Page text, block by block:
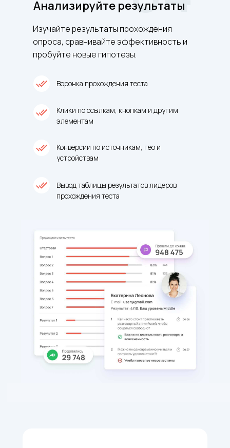
Анализируйте результаты
Изучайте результаты прохождения
опроса, сравнивайте эффективность и
пробуйте новые гипотезы.
Воронка прохождения теста
Клики по ссылкам, кнопкам и другим
элементам
Вывод таблицы результатов лидеров
прохождения теста
Конверсии по источникам, гео и
устройствам